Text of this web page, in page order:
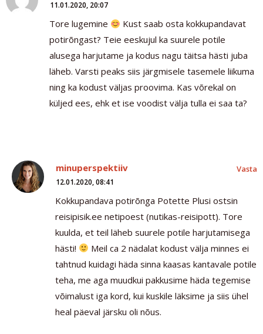
11.01.2020, 20:07
Tore lugemine
Kust saab osta kokkupandavat
potirõngast? Teie eeskujul ka suurele potile
alusega harjutame ja kodus nagu täitsa hästi juba
läheb. Varsti peaks siis järgmisele tasemele liikuma
ning ka kodust väljas proovima. Kas võrekal on
küljed ees, ehk et ise voodist välja tulla ei saa ta?
minuperspektiiv
12.01.2020, 08:41
Kokkupandava potirõnga Potette Plusi ostsin
reisipisik.ee netipoest (nutikas-reisipott). Tore
kuulda, et teil läheb suurele potile harjutamisega
hästi!
Meil ca 2 nädalat kodust välja minnes ei
tahtnud kuidagi häda sinna kaasas kantavale potile
teha, me aga muudkui pakkusime häda tegemise
võimalust iga kord, kui kuskile läksime ja siis ühel
heal päeval järsku oli nõus.
Vasta